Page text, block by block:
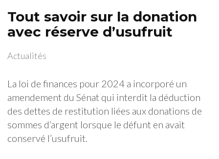
Tout savoir sur la donation
avec réserve d’usufruit
Actualités
La loi de finances pour 2024 a incorporé un
amendement du Sénat qui interdit la déduction
des dettes de restitution liées aux donations de
sommes d’argent lorsque le défunt en avait
conservé l’usufruit.